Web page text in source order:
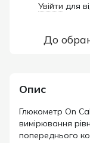
Увійти для
До
Опис
Глюкометр On
вимірювання
попереднього